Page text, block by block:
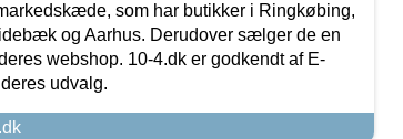
som har butikker i Ringkøbing,
og Aarhus. Derudover sælger de en
webshop. 10-4.dk er godkendt af E-
udvalg.